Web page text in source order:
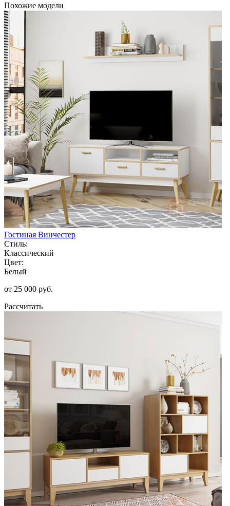
Похожие модели
Гостиная Винчестер
Стиль:
Классический
Цвет:
Белый
от 25 000 руб.
Рассчитать